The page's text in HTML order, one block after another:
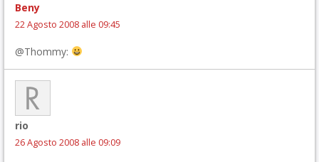
Beny
22 Agosto 2008 alle 09:45
@Thommy:
rio
26 Agosto 2008 alle 09:09